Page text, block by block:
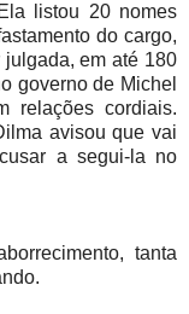
listou 20 nomes
do cargo,
em até 180
governo de Michel
relações cordiais.
avisou que vai
a segui-la no
tanta